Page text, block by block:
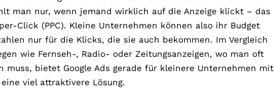
man nur, wenn jemand wirklich auf die Anzeige klickt – das
Click (PPC). Kleine Unternehmen können also ihr Budget
nur für die Klicks, die sie auch bekommen. Im Vergleich
wie Fernseh-, Radio- oder Zeitungsanzeigen, wo man oft
muss, bietet Google Ads gerade für kleinere Unternehmen mit
viel attraktivere Lösung.